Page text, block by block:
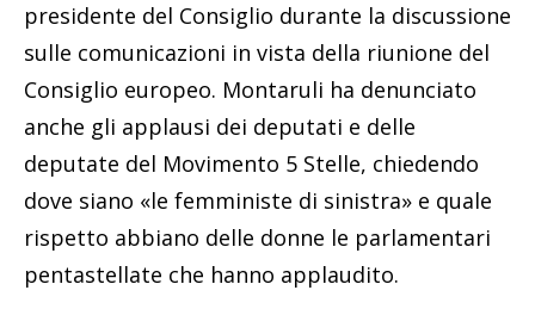
presidente del Consiglio durante la discussione
sulle comunicazioni in vista della riunione del
Consiglio europeo. Montaruli ha denunciato
anche gli applausi dei deputati e delle
deputate del Movimento 5 Stelle, chiedendo
dove siano «le femministe di sinistra» e quale
rispetto abbiano delle donne le parlamentari
pentastellate che hanno applaudito.